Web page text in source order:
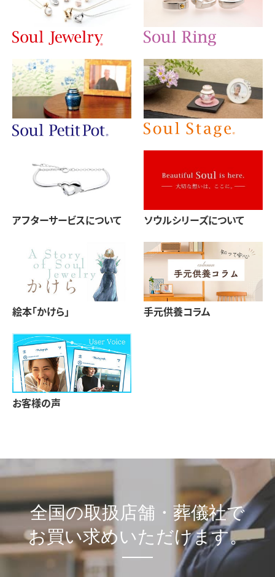
アフターサービスについて ソウルシリーズについて
絵本「かけら」 手元供養コラム
お客様の声
全国の取扱店舗・葬儀社で
お買い求めいただけます。